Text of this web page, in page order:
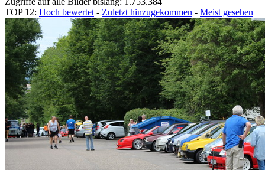
TOP 12: Hoch bewertet - Zuletzt hinzugekommen - Meist gesehen